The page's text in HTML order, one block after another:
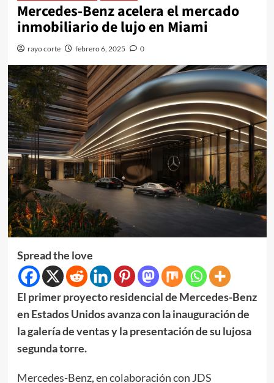
Mercedes-Benz acelera el mercado
inmobiliario de lujo en Miami
rayo corte febrero 6, 2025 0
Spread the love
El primer proyecto residencial de Mercedes-Benz
en Estados Unidos avanza con la inauguración de
la galería de ventas y la presentación de su lujosa
segunda torre.
Mercedes-Benz, en colaboración con JDS